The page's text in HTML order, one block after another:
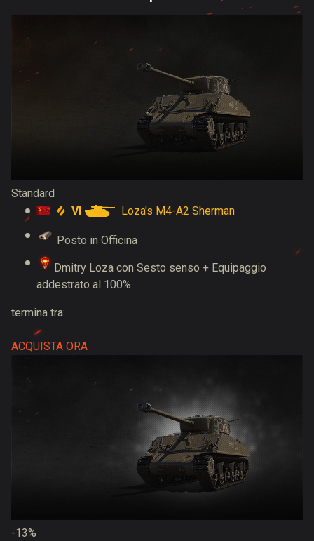
Standard
VI
Loza's M4-A2 Sherman
Posto in Officina
Dmitry Loza con Sesto senso + Equipaggio
addestrato al 100%
termina tra:
ACQUISTA ORA
-13%